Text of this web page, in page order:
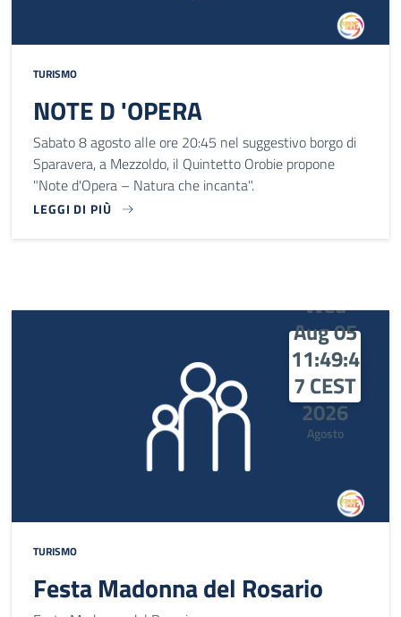
TURISMO
NOTE D 'OPERA
Sabato 8 agosto alle ore 20:45 nel suggestivo borgo di
Sparavera, a Mezzoldo, il Quintetto Orobie propone
"Note d'Opera – Natura che incanta".
LEGGI DI PIÙ
SABATO 8 AGOSTO ALLE ORE 20:45 NEL SUGGESTIVO
Wed
Aug 05
11:49:4
7 CEST
2026
Agosto
TURISMO
Festa Madonna del Rosario